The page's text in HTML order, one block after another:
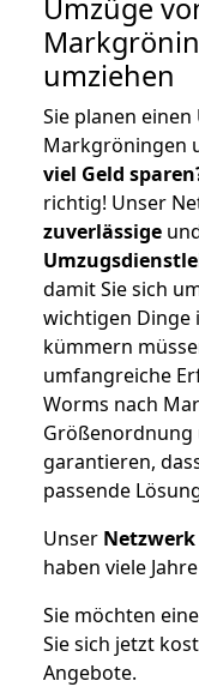
Umzüge
umziehen
Sie planen
Markgröningen
viel Geld
richtig! Unser
zuverlässige
damit Sie sich
wichtigen Dinge
kümmern
umfangreiche
Worms nach
garantieren,
passende
Unser Netzwerk
haben viele
Sie möchten eine
Sie sich jetzt
Angebote.